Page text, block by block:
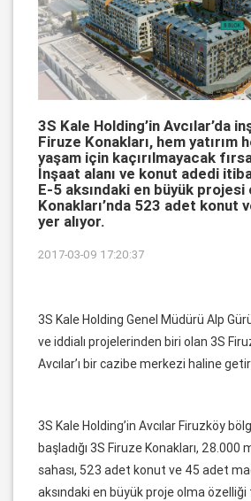
3S Kale Holding’in Avcılar’da
Firuze Konakları, hem yatırım
yaşam için kaçırılmayacak
İnşaat alanı ve konut adedi
E-5 aksındaki en büyük projesi
Konakları’nda 523 adet konut
yer alıyor.
2017-03-09 17:20:37
3S Kale Holding Genel Müdürü Alp
ve iddialı projelerinden biri olan 3S
Avcılar’ı bir cazibe merkezi haline
3S Kale Holding’in Avcılar Firuzköy
başladığı 3S Firuze Konakları,
sahası, 523 adet konut ve 45 adet
aksındaki en büyük proje olma özelliği